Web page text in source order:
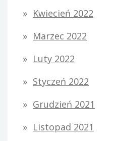
Kwiecień 2022
Marzec 2022
Luty 2022
Styczeń 2022
Grudzień 2021
Listopad 2021